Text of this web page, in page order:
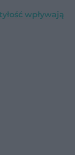
wpływają